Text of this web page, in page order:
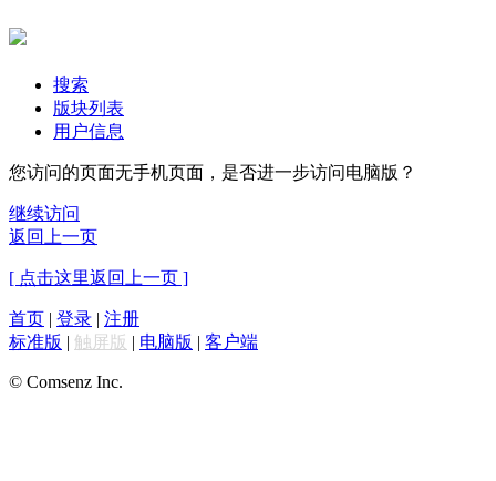
搜索
版块列表
用户信息
您访问的页面无手机页面，是否进一步访问电脑版？
继续访问
返回上一页
[ 点击这里返回上一页 ]
首页 | 登录 | 注册
标准版 | 触屏版 | 电脑版 | 客户端
© Comsenz Inc.